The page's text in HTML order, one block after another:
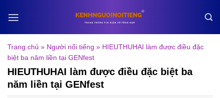
Trang chủ » Người nổi tiếng » HIEUTHUHAI làm được điều đặc
biệt ba năm liền tại GENfest
HIEUTHUHAI làm được điều đặc biệt ba
năm liền tại GENfest